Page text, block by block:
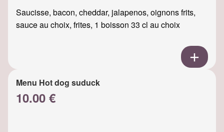
Saucisse, bacon, cheddar, jalapenos, oignons frits,
sauce au choix, frites, 1 boisson 33 cl au choix
Menu Hot dog suduck
10.00 €